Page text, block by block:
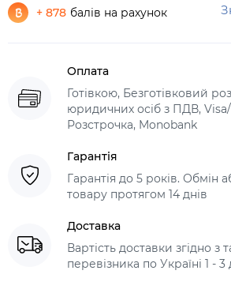
+ 878 балів на рахунок
Оплата
Готівкою, Безготівковий
юридичних осіб з ПДВ,
Розстрочка, Monobank
Гарантія
Гарантія до 5 років. Обмін
товару протягом 14 днів
Доставка
Вартість доставки згідно з
перевізника по Україні 1 - 3